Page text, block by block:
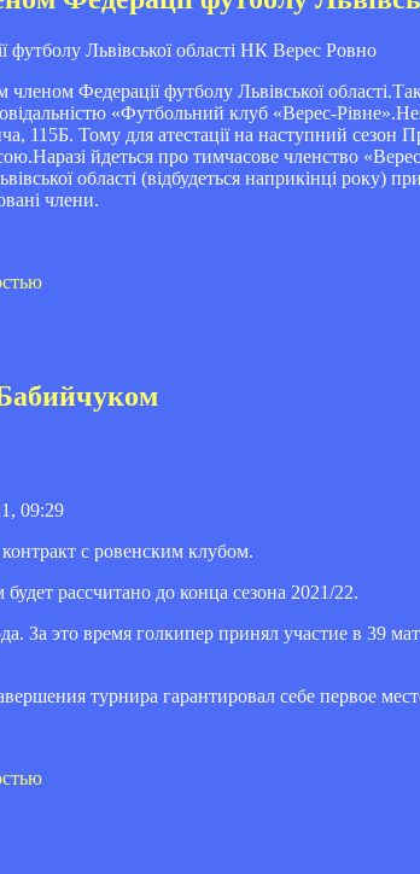
НК Верес Ровно
Федерації футболу Львівської
«Футбольний клуб «Верес-
115Б. Тому для атестації на наступний сезон
йдеться про тимчасове членство
області (відбудеться наприкінці року)
члени.
09:29
с ровенским клубом.
рассчитано до конца сезона 2021/22.
За это время голкипер принял участие в 39
турнира гарантировал себе первое